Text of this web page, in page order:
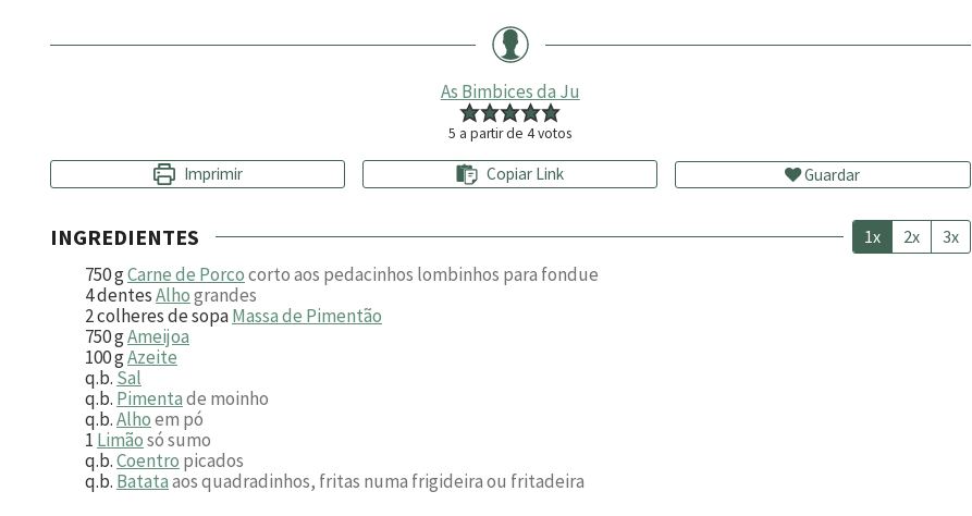
As Bimbices da Ju
5 a partir de4votos
Imprimir Copiar Link Guardar
INGREDIENTES 1x 2x 3x
750gCarne de Porcocorto aos pedacinhos lombinhos para fondue
4dentesAlhograndes
2colheres de sopaMassa de Pimentão
750gAmeijoa
100gAzeite
q.b. Sal
q.b. Pimentade moinho
q.b.Alhoem pó
1 Limãosó sumo
q.b.Coentro picados
q.b. Batataaos quadradinhos, fritas numa frigideira ou fritadeira